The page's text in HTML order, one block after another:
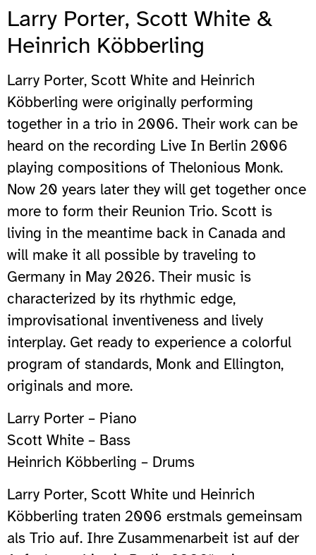
Larry Porter, Scott White &
Heinrich Köbberling
Larry Porter, Scott White and Heinrich
Köbberling were originally performing
together in a trio in 2006. Their work can be
heard on the recording Live In Berlin 2006
playing compositions of Thelonious Monk.
Now 20 years later they will get together once
more to form their Reunion Trio. Scott is
living in the meantime back in Canada and
will make it all possible by traveling to
Germany in May 2026. Their music is
characterized by its rhythmic edge,
improvisational inventiveness and lively
interplay. Get ready to experience a colorful
program of standards, Monk and Ellington,
originals and more.
Larry Porter – Piano
Scott White – Bass
Heinrich Köbberling – Drums
Larry Porter, Scott White und Heinrich
Köbberling traten 2006 erstmals gemeinsam
als Trio auf. Ihre Zusammenarbeit ist auf der